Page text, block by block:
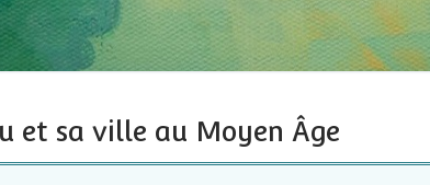
et sa ville au Moyen Âge